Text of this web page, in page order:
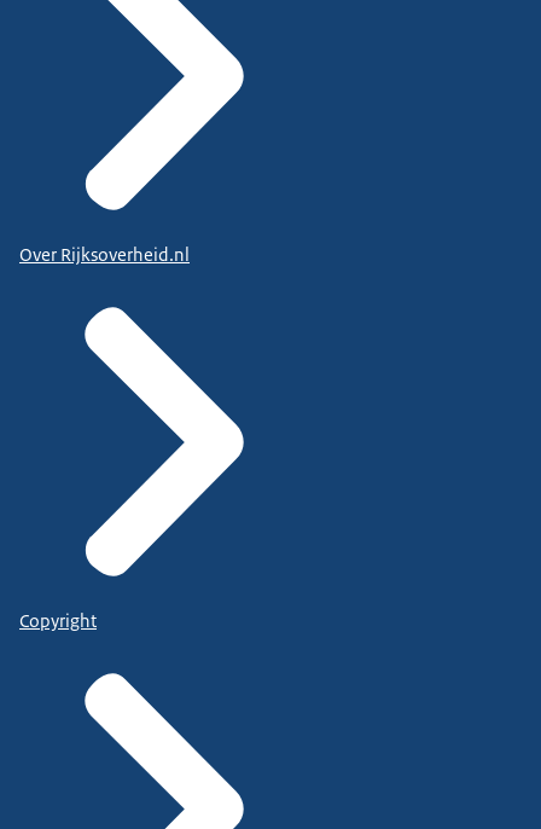
Over Rijksoverheid.nl
Copyright